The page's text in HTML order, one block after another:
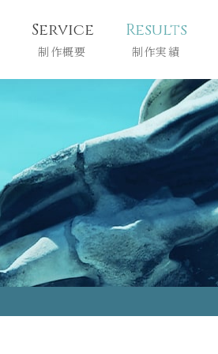
Service
制作概要
Results
制作実績